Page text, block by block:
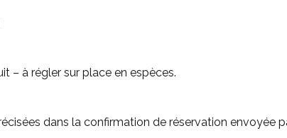
– à régler sur place en espèces.
dans la confirmation de réservation envoyée